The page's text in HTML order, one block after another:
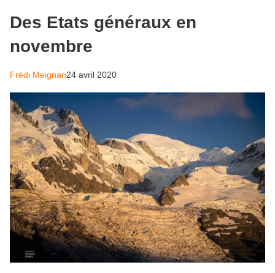
Des Etats généraux en
novembre
Frédi Meignan24 avril 2020